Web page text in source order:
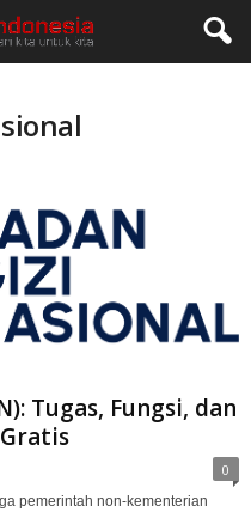
Tugas, Fungsi, dan
0
pemerintah non-kementerian